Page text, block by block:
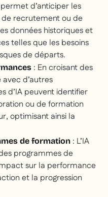
permet d’anticiper les
recrutement ou de
données historiques et
telles que les besoins
de départs.
: En croisant des
d’autres
d’IA peuvent identifier
ou de formation
optimisant ainsi la
de formation : L’IA
programmes de
sur la performance
et la progression